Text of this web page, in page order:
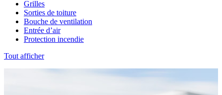
Grilles
Sorties de toiture
Bouche de ventilation
Entrée d’air
Protection incendie
Tout afficher